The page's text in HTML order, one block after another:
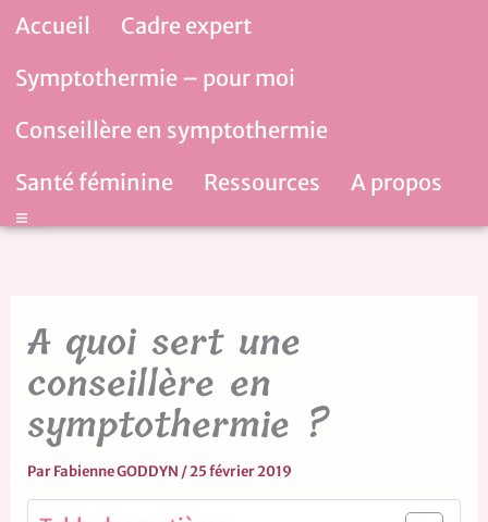
Aller
contenu
Accueil
Cadre expert
Symptothermie – pour moi
Conseillère en symptothermie
Santé féminine
Ressources A propos
Hamburger Toggle Menu
A quoi sert une
conseillère en
symptothermie ?
ParFabienne GODDYN /25 février 2019